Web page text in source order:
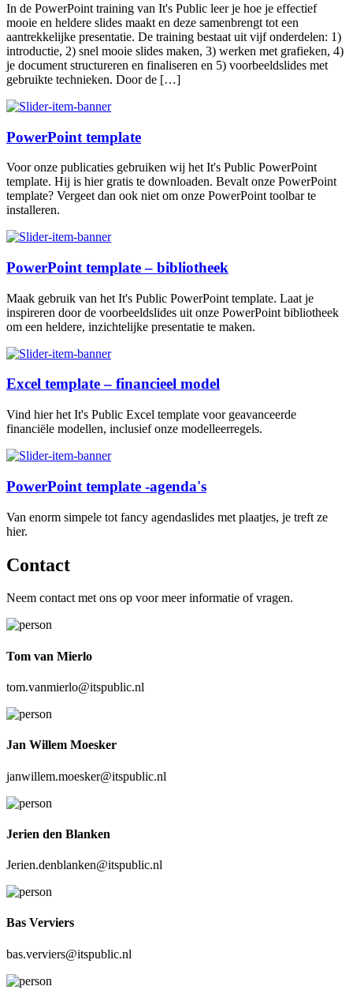
In de PowerPoint training van It's Public leer je hoe je effectief
mooie en heldere slides maakt en deze samenbrengt tot een
aantrekkelijke presentatie. De training bestaat uit vijf onderdelen: 1)
introductie, 2) snel mooie slides maken, 3) werken met grafieken, 4)
je document structureren en finaliseren en 5) voorbeeldslides met
gebruikte technieken. Door de […]
PowerPoint template
Voor onze publicaties gebruiken wij het It's Public PowerPoint
template. Hij is hier gratis te downloaden. Bevalt onze PowerPoint
template? Vergeet dan ook niet om onze PowerPoint toolbar te
installeren.
PowerPoint template – bibliotheek
Maak gebruik van het It's Public PowerPoint template. Laat je
inspireren door de voorbeeldslides uit onze PowerPoint bibliotheek
om een heldere, inzichtelijke presentatie te maken.
Excel template – financieel model
Vind hier het It's Public Excel template voor geavanceerde
financiële modellen, inclusief onze modelleerregels.
PowerPoint template -agenda's
Van enorm simpele tot fancy agendaslides met plaatjes, je treft ze
hier.
Contact
Neem contact met ons op voor meer informatie of vragen.
Tom van Mierlo
tom.vanmierlo@itspublic.nl
Jan Willem Moesker
janwillem.moesker@itspublic.nl
Jerien den Blanken
Jerien.denblanken@itspublic.nl
Bas Verviers
bas.verviers@itspublic.nl